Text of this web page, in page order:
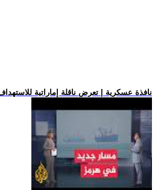
.. نافذة عسكرية | تعرض ناقلة إماراتية